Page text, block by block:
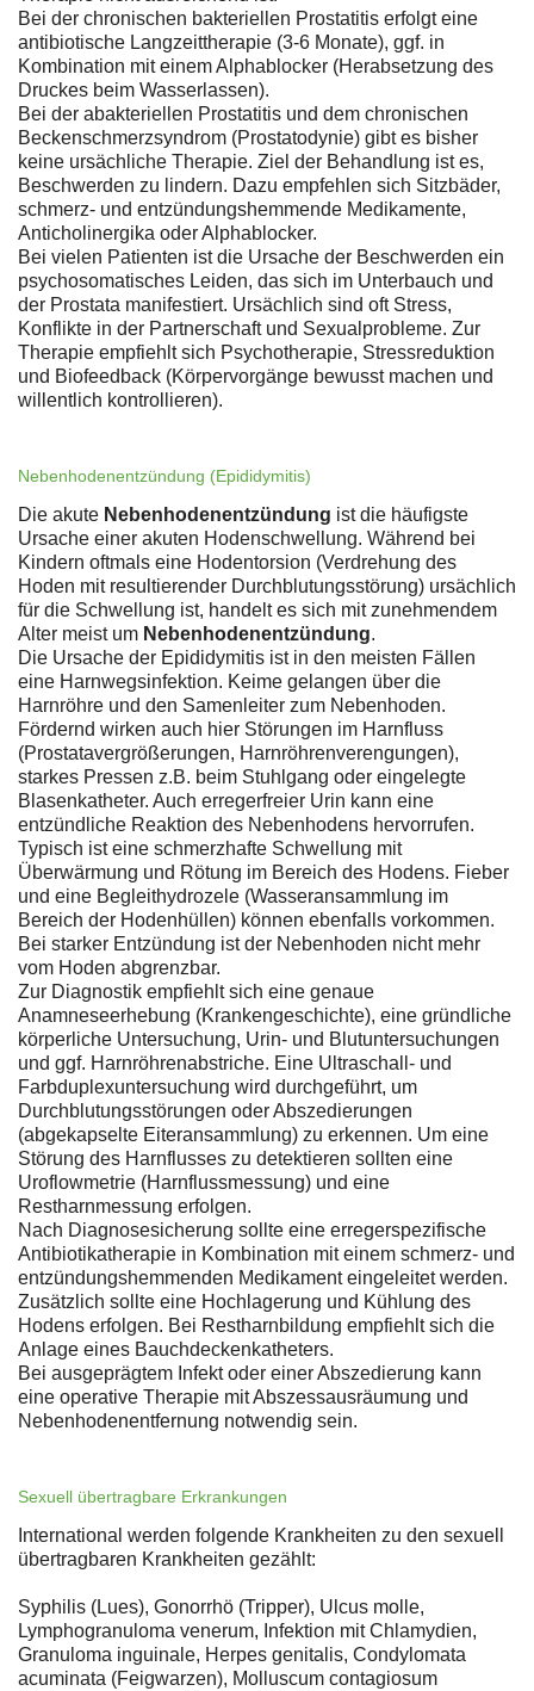
Bei der chronischen bakteriellen Prostatitis erfolgt eine
antibiotische Langzeittherapie (3-6 Monate), ggf. in
Kombination mit einem Alphablocker (Herabsetzung des
Druckes beim Wasserlassen).
Bei der abakteriellen Prostatitis und dem chronischen
Beckenschmerzsyndrom (Prostatodynie) gibt es bisher
keine ursächliche Therapie. Ziel der Behandlung ist es,
Beschwerden zu lindern. Dazu empfehlen sich Sitzbäder,
schmerz- und entzündungshemmende Medikamente,
Anticholinergika oder Alphablocker.
Bei vielen Patienten ist die Ursache der Beschwerden ein
psychosomatisches Leiden, das sich im Unterbauch und
der Prostata manifestiert. Ursächlich sind oft Stress,
Konflikte in der Partnerschaft und Sexualprobleme. Zur
Therapie empfiehlt sich Psychotherapie, Stressreduktion
und Biofeedback (Körpervorgänge bewusst machen und
willentlich kontrollieren).
Nebenhodenentzündung (Epididymitis)
Die akute Nebenhodenentzündung ist die häufigste
Ursache einer akuten Hodenschwellung. Während bei
Kindern oftmals eine Hodentorsion (Verdrehung des
Hoden mit resultierender Durchblutungsstörung) ursächlich
für die Schwellung ist, handelt es sich mit zunehmendem
Alter meist um Nebenhodenentzündung.
Die Ursache der Epididymitis ist in den meisten Fällen
eine Harnwegsinfektion. Keime gelangen über die
Harnröhre und den Samenleiter zum Nebenhoden.
Fördernd wirken auch hier Störungen im Harnfluss
(Prostatavergrößerungen, Harnröhrenverengungen),
starkes Pressen z.B. beim Stuhlgang oder eingelegte
Blasenkatheter. Auch erregerfreier Urin kann eine
entzündliche Reaktion des Nebenhodens hervorrufen.
Typisch ist eine schmerzhafte Schwellung mit
Überwärmung und Rötung im Bereich des Hodens. Fieber
und eine Begleithydrozele (Wasseransammlung im
Bereich der Hodenhüllen) können ebenfalls vorkommen.
Bei starker Entzündung ist der Nebenhoden nicht mehr
vom Hoden abgrenzbar.
Zur Diagnostik empfiehlt sich eine genaue
Anamneseerhebung (Krankengeschichte), eine gründliche
körperliche Untersuchung, Urin- und Blutuntersuchungen
und ggf. Harnröhrenabstriche. Eine Ultraschall- und
Farbduplexuntersuchung wird durchgeführt, um
Durchblutungsstörungen oder Abszedierungen
(abgekapselte Eiteransammlung) zu erkennen. Um eine
Störung des Harnflusses zu detektieren sollten eine
Uroflowmetrie (Harnflussmessung) und eine
Restharnmessung erfolgen.
Nach Diagnosesicherung sollte eine erregerspezifische
Antibiotikatherapie in Kombination mit einem schmerz- und
entzündungshemmenden Medikament eingeleitet werden.
Zusätzlich sollte eine Hochlagerung und Kühlung des
Hodens erfolgen. Bei Restharnbildung empfiehlt sich die
Anlage eines Bauchdeckenkatheters.
Bei ausgeprägtem Infekt oder einer Abszedierung kann
eine operative Therapie mit Abszessausräumung und
Nebenhodenentfernung notwendig sein.
Sexuell übertragbare Erkrankungen
International werden folgende Krankheiten zu den sexuell
übertragbaren Krankheiten gezählt:
Syphilis (Lues), Gonorrhö (Tripper), Ulcus molle,
Lymphogranuloma venerum, Infektion mit Chlamydien,
Granuloma inguinale, Herpes genitalis, Condylomata
acuminata (Feigwarzen), Molluscum contagiosum